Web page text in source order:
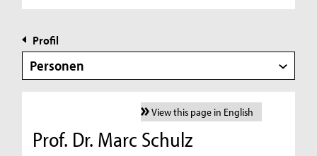
Profil
Personen
View this page in English
Prof. Dr. Marc Schulz